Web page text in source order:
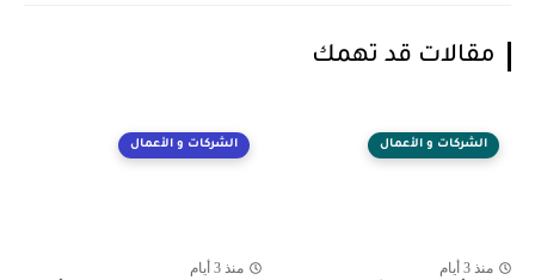
مقالات قد تهمك
الشركات و الأعمال
منذ 3 أيام
الشركات و الأعمال
منذ 3 أيام